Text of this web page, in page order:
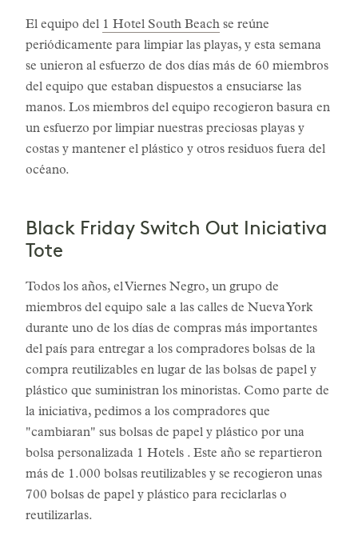
El equipo del 1 Hotel South Beach se reúne
periódicamente para limpiar las playas, y esta semana
se unieron al esfuerzo de dos días más de 60 miembros
del equipo que estaban dispuestos a ensuciarse las
manos. Los miembros del equipo recogieron basura en
un esfuerzo por limpiar nuestras preciosas playas y
costas y mantener el plástico y otros residuos fuera del
océano.
Black Friday Switch Out Iniciativa
Tote
Todos los años, el Viernes Negro, un grupo de
miembros del equipo sale a las calles de Nueva York
durante uno de los días de compras más importantes
del país para entregar a los compradores bolsas de la
compra reutilizables en lugar de las bolsas de papel y
plástico que suministran los minoristas. Como parte de
la iniciativa, pedimos a los compradores que
"cambiaran" sus bolsas de papel y plástico por una
bolsa personalizada 1 Hotels . Este año se repartieron
más de 1.000 bolsas reutilizables y se recogieron unas
700 bolsas de papel y plástico para reciclarlas o
reutilizarlas.